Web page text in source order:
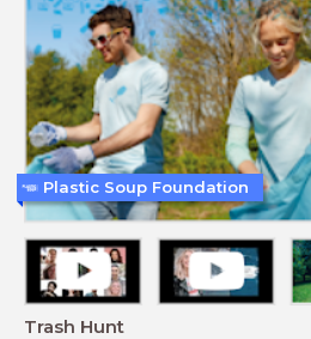
Trash Hunt
Plastic Soup Foundation